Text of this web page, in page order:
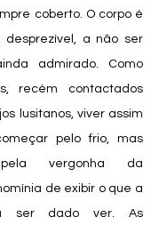
coberto. O corpo é
a não ser
admirado. Como
recém contactados
lusitanos, viver assim
pelo frio, mas
pela vergonha da
de exibir o que a
ser dado ver. As